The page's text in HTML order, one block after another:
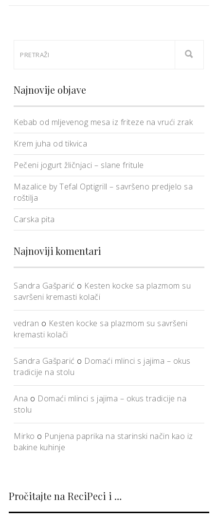
Najnovije objave
Kebab od mljevenog mesa iz friteze na vrući zrak
Krem juha od tikvica
Pečeni jogurt žličnjaci – slane fritule
Mazalice by Tefal Optigrill – savršeno predjelo sa
roštilja
Carska pita
Najnoviji komentari
Sandra Gašparić o Kesten kocke sa plazmom su
savršeni kremasti kolači
vedran o Kesten kocke sa plazmom su savršeni
kremasti kolači
Sandra Gašparić o Domaći mlinci s jajima – okus
tradicije na stolu
Ana o Domaći mlinci s jajima – okus tradicije na
stolu
Mirko o Punjena paprika na starinski način kao iz
bakine kuhinje
Pročitajte na ReciPeci i …